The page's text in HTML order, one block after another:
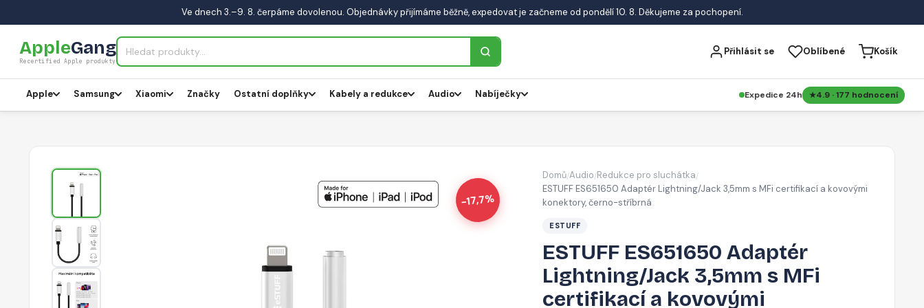
Ve dnech 3.–9. 8. čerpáme dovolenou. Objednávky přijímáme běžně, expedovat je začneme od pondělí 10. 8. Děkujeme za pochopení.
AppleGang
Recertified Apple produkty
Přihlásit se Oblíbené Košík
Apple Samsung Xiaomi Značky Ostatní doplňky Kabely a redukce Audio Nabíječky Expedice 24h 4.9 · 177 hodnocení
-17,7%
Domů/Audio/Redukce pro sluchátka/
ESTUFF ES651650 Adaptér Lightning/Jack 3,5mm s MFi certifikací a kovovými
konektory, černo-stříbrná
ESTUFF
ESTUFF ES651650 Adaptér
Lightning/Jack 3,5mm s MFi
certifikací a kovovými